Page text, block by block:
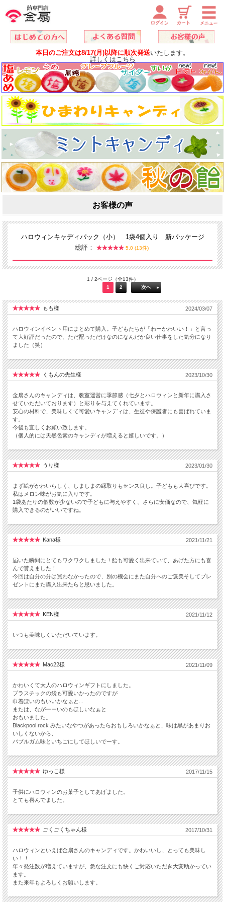
本日のご注文は8/17(月)以降に順次発送いたします。
詳しくはこちら
お客様の声
ハロウィンキャディパック（小） 1袋4個入り 新パッケージ
総評：
5.0 (13件)
1 / 2ページ（全13件）
1
2 次へ
もも様 2024/03/07
ハロウィンイベント用にまとめて購入。子どもたちが「わーかわいい！」と言っ
て大好評だったので、ただ配っただけなのになんだか良い仕事をした気分になり
ました（笑）
くもんの先生様 2023/10/30
金扇さんのキャンディは、教室運営に季節感（七夕とハロウィンと新年に購入さ
せていただいております）と彩りを与えてくれています。
安心の材料で、美味しくて可愛いキャンディは、生徒や保護者にも喜ばれていま
す。
今後も宜しくお願い致します。
（個人的には天然色素のキャンディが増えると嬉しいです。）
うり様 2023/01/30
まず絵がかわいらしく、しましまの縁取りもセンス良し。子どもも大喜びです。
私はメロン味がお気に入りです。
1袋あたりの個数が少ないので子どもに与えやすく、さらに安価なので、気軽に
購入できるのがいいですね。
Kana様 2021/11/21
届いた瞬間にとてもワクワクしました！飴も可愛く出来ていて、あげた方にも喜
んで貰えました！
今回は自分の分は買わなかったので、別の機会にまた自分へのご褒美そしてプレ
ゼントにまた購入出来たらと思いました。
KEN様 2021/11/12
いつも美味しくいただいています。
Mac22様 2021/11/09
かわいくて大人のハロウィンギフトにしました。
プラスチックの袋も可愛いかったのですが
巾着ぽいのもいいかなぁと...
または、ながーーいのもほしいなぁと
おもいました。
Blackpool rock みたいなやつがあったらおもしろいかなぁと、味は黒があまりお
いしくないから、
バブルガム味といちごにしてほしいでーす。
ゆっこ様 2017/11/15
子供にハロウィンのお菓子としてあげました。
とても喜んでました。
ごくごくちゃん様 2017/10/31
ハロウィンといえば金扇さんのキャンディです。かわいいし、とっても美味し
い！！
年々発注数が増えていますが、急な注文にも快くご対応いただき大変助かってい
ます。
また来年もよろしくお願いします。